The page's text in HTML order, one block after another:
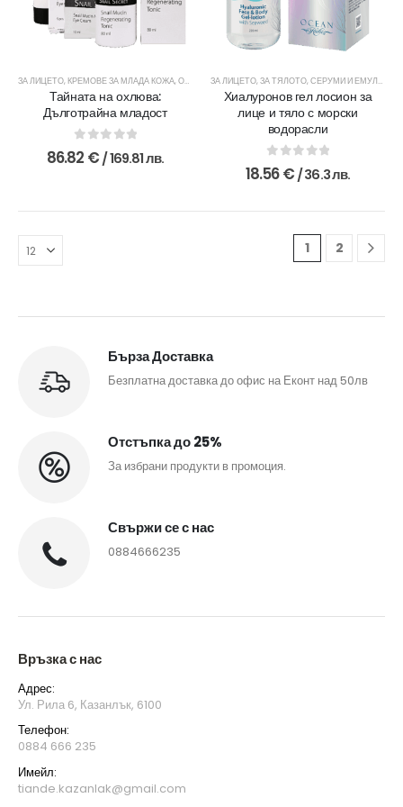
ЗА ЛИЦЕТО,КРЕМОВЕ ЗА МЛАДА КОЖА,ОКОЛООЧНИ КРЕМОВЕ ,ПОЧИСТВАНЕ И ТОНИЗИРАНЕ
Тайната на охлюва:
Дълготрайна младост
0out of 5
86.82 € / 169.81 лв.
ЗА ЛИЦЕТО,ЗА ТЯЛОТО,СЕРУМИ И ЕМУЛСИИ
Хиалуронов гел лосион за
лице и тяло с морски
водорасли
0out of 5
18.56€ / 36.3 лв.
1 2
Бърза Доставка
Безплатна доставка до офис на Еконт над 50лв
Отстъпка до 25%
За избрани продукти в промоция.
Свържи се с нас
0884666235
Връзка с нас
Адрес:
Ул. Рила 6, Казанлък, 6100
Телефон:
0884 666 235
Имейл:
tiande.kazanlak@gmail.com